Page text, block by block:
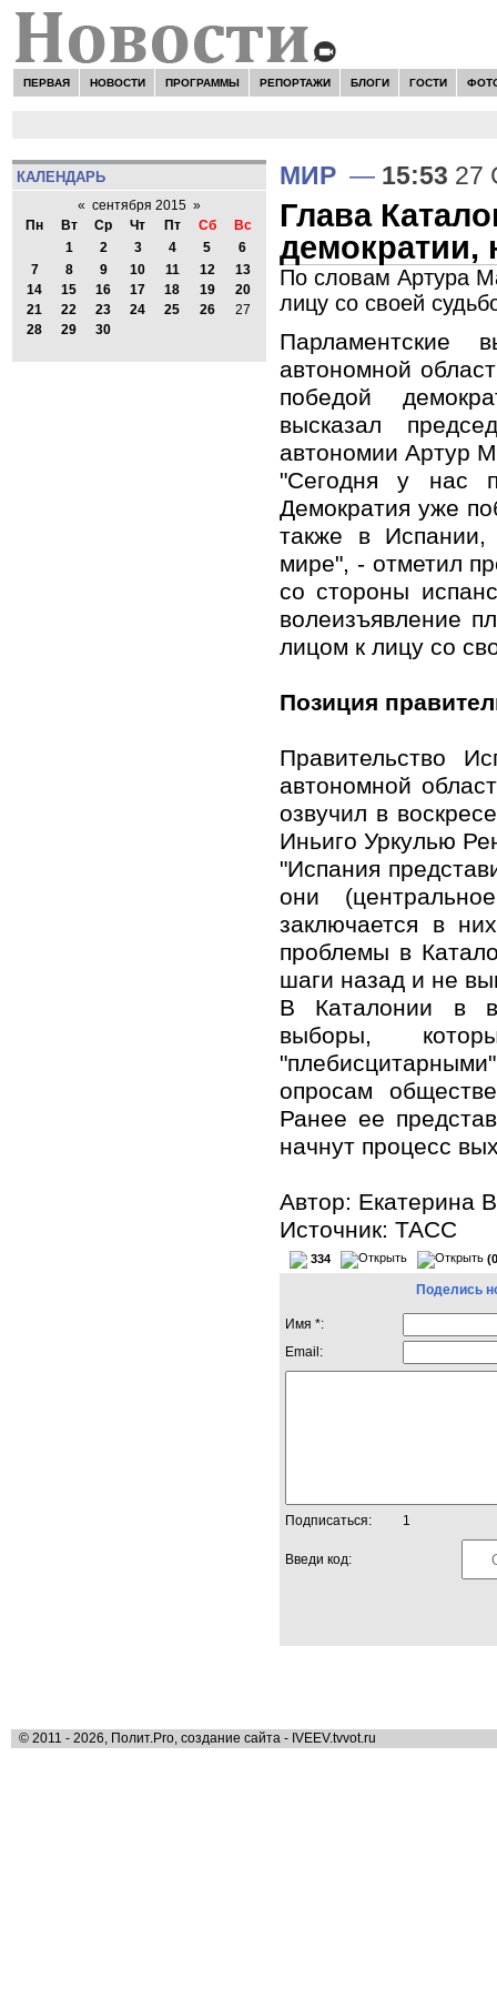
ПЕРВАЯ НОВОСТИ ПРОГРАММЫ РЕПОРТАЖИ БЛОГИ ГОСТИ
КАЛЕНДАРЬ
« сентября 2015 »
Пн
Вт Ср Чт Пт Сб
Вс
1
2 3 4 5
6
7
8 9 10 11 12
13
14
15 16 17 18 19
20
21
22 23 24 25 26
27
28
29 30
МИР — 15:53 27
Глава
демократии,
По словам Артура
лицу со своей
Парламентские
автономной
победой
высказал
автономии Артур
"Сегодня у нас
Демократия уже
также в
мире", - отметил
со стороны
волеизъявление
лицом к лицу со
Позиция
Правительство
автономной
озвучил в
Иньиго Уркулью
"Испания
они
заключается в
проблемы в
шаги назад и не
В Каталонии в
выборы,
опросам
Ранее ее
начнут процесс
Автор: Екатерина
Источник: ТАСС
334
Поделись
Имя *:
Email:
Подписаться: 1
Введи код:
© 2011 - 2026, Полит.Pro, создание сайта - IVEEV.tvvot.ru